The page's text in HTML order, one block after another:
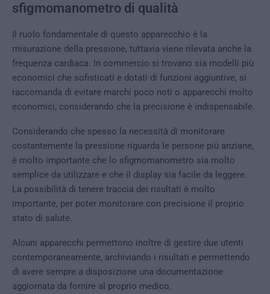
sfigmomanometro di qualità
Il ruolo fondamentale di questo apparecchio è la
misurazione della pressione, tuttavia viene rilevata anche la
frequenza cardiaca. In commercio si trovano sia modelli più
economici che sofisticati e dotati di funzioni aggiuntive, si
raccomanda di evitare marchi poco noti o apparecchi molto
economici, considerando che la precisione è indispensabile.
Considerando che spesso la necessità di monitorare
costantemente la pressione riguarda le persone più anziane,
è molto importante che lo sfigmomanometro sia molto
semplice da utilizzare e che il display sia facile da leggere.
La possibilità di tenere traccia dei risultati è molto
importante, per poter monitorare con precisione il proprio
stato di salute.
Alcuni apparecchi permettono inoltre di gestire due utenti
contemporaneamente, archiviando i risultati e permettendo
di avere sempre a disposizione una documentazione
aggiornata da fornire al proprio medico.